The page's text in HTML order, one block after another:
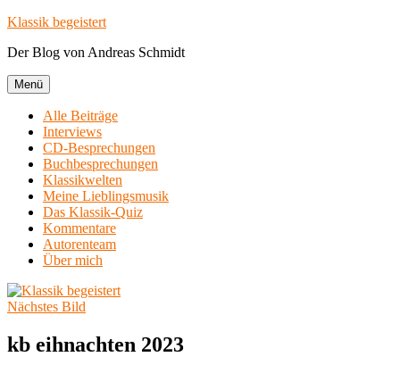
Zum
springen
Klassik begeistert
Der Blog von Andreas Schmidt
Menü
Alle Beiträge
Interviews
CD-Besprechungen
Buchbesprechungen
Klassikwelten
Meine Lieblingsmusik
Das Klassik-Quiz
Kommentare
Autorenteam
Über mich
Nächstes Bild
kb eihnachten 2023